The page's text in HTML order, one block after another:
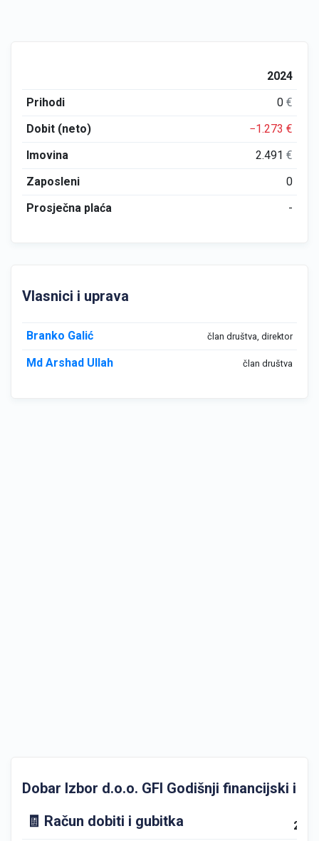
2024
Prihodi
0€
Dobit (neto)
−1.273€
Imovina
2.491€
Zaposleni
0
Prosječna plaća
-
Vlasnici i uprava
Branko Galić član društva, direktor
Md Arshad Ullah član društva
Dobar Izbor d.o.o. GFI Godišnji financijski
🧾 Račun dobiti i gubitka
2024